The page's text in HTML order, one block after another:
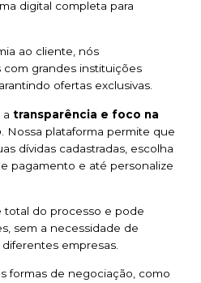
digital completa para
ao cliente, nós
grandes instituições
ofertas exclusivas.
a transparência e foco na
. Nossa plataforma permite que
dívidas cadastradas, escolha
pagamento e até personalize
total do processo e pode
sem a necessidade de
empresas.
formas de negociação, como